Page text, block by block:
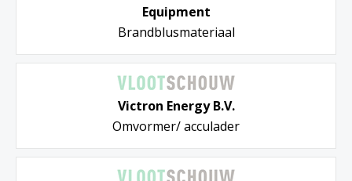
Equipment
Brandblusmateriaal
Victron Energy B.V.
Omvormer/ acculader